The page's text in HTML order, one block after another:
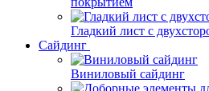
Гладкий лист с
Сайдинг
Виниловый сайдинг